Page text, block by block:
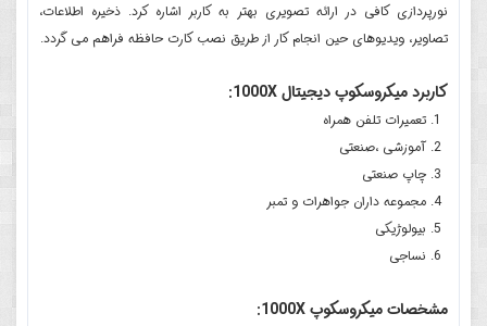
نورپردازی کافی در ارائه تصویری بهتر به کاربر اشاره کرد. ذخیره اطلاعات،
تصاویر، ویدیوهای حین انجام کار از طریق نصب کارت حافظه فراهم می گردد.
کاربرد میکروسکوپ دیجیتال 1000X:
تعمیرات تلفن همراه
آموزشی ،صنعتی
چاپ صنعتی
مجموعه داران جواهرات و تمبر
بیولوژیکی
نساجی
مشخصات میکروسکوپ 1000X: